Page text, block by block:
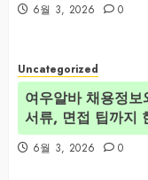
6월 3, 2026 0
Uncategorized
여우알바 채용정
서류, 면접 팁까지
6월 3, 2026 0